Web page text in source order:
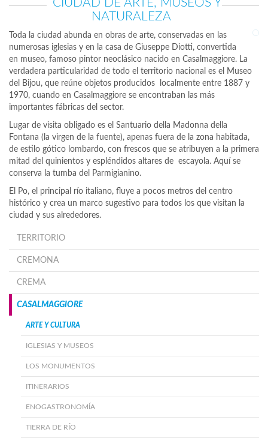
CIUDAD DE ARTE, MUSEOS Y
NATURALEZA
Toda la ciudad abunda en obras de arte, conservadas en las
numerosas iglesias y en la casa de Giuseppe Diotti, convertida
en museo, famoso pintor neoclásico nacido en Casalmaggiore. La
verdadera particularidad de todo el territorio nacional es el Museo
del Bijou, que reúne objetos producidos localmente entre 1887 y
1970, cuando en Casalmaggiore se encontraban las más
importantes fábricas del sector.
Lugar de visita obligado es el Santuario della Madonna della
Fontana (la virgen de la fuente), apenas fuera de la zona habitada,
de estilo gótico lombardo, con frescos que se atribuyen a la primera
mitad del quinientos y espléndidos altares de escayola. Aquí se
conserva la tumba del Parmigianino.
El Po, el principal río italiano, fluye a pocos metros del centro
histórico y crea un marco sugestivo para todos los que visitan la
ciudad y sus alrededores.
TERRITORIO
CREMONA
CREMA
CASALMAGGIORE
ARTE Y CULTURA
IGLESIAS Y MUSEOS
LOS MONUMENTOS
ITINERARIOS
ENOGASTRONOMÍA
TIERRA DE RÍO